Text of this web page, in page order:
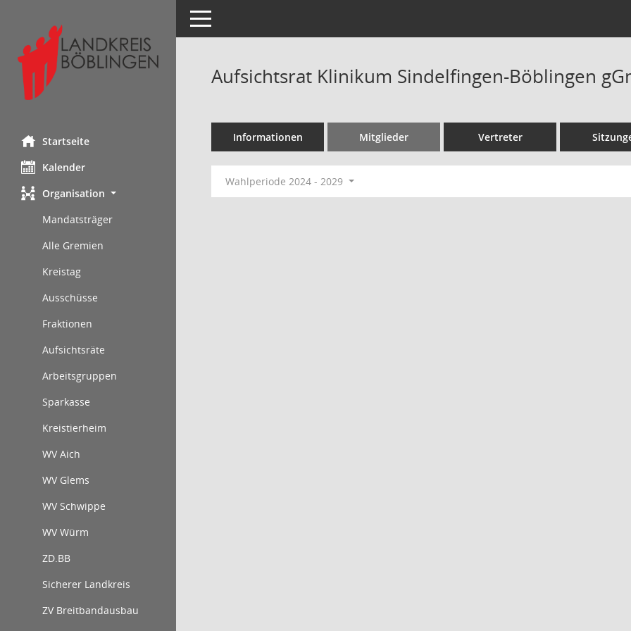
Startseite
Kalender
Organisation
Mandatsträger
Alle Gremien
Kreistag
Ausschüsse
Fraktionen
Aufsichtsräte
Arbeitsgruppen
Sparkasse
Kreistierheim
WV Aich
WV Glems
WV Schwippe
WV Würm
ZD.BB
Sicherer Landkreis
ZV Breitbandausbau
Toggle navigation
Aufsichtsrat Klinikum Sindelfingen-Böblingen
Informationen Mitglieder Vertreter
Wahlperiode 2024 - 2029